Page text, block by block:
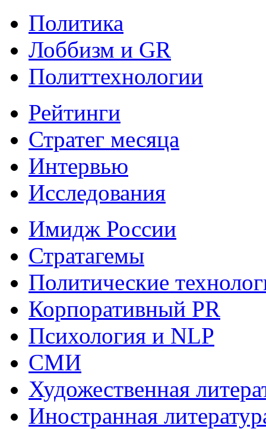
Политика
Лоббизм и GR
Политтехнологии
Рейтинги
Стратег месяца
Интервью
Исследования
Имидж России
Стратагемы
Политические
Корпоративный PR
Психология и NLP
СМИ
Художественная
Иностранная